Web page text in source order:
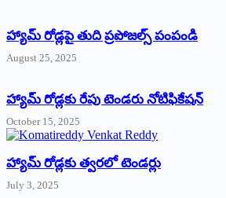
హ్యామ్‌ రోడ్లపై తుది ప్రపోజల్స్‌ పంపండి
August 25, 2025
హ్యామ్‌ రోడ్లకు రేపు టెండరు నోటిఫికేషన్‌
October 15, 2025
హ్యామ్‌ రోడ్లకు త్వరలో టెండర్లు
July 3, 2025